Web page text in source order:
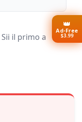
il primo a
👑
Ad-Free
$3.99